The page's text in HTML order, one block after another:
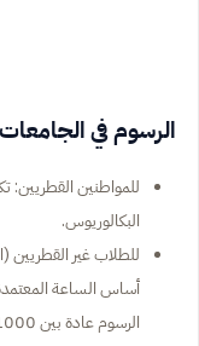
الرسوم في
للمواطنين القطريين:
البكالوريوس.
للطلاب غير